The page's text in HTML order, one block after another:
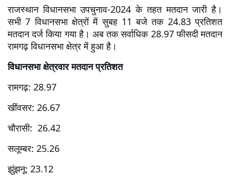
राजस्थान विधानसभा उपचुनाव-2024 के तहत मतदान जारी है।
सभी 7 विधानसभा क्षेत्रों में सुबह 11 बजे तक 24.83 प्रतिशत
मतदान दर्ज किया गया है। अब तक सर्वाधिक 28.97 फीसदी मतदान
रामगढ़ विधानसभा क्षेत्र में हुआ है।
विधानसभा क्षेत्रवार मतदान प्रतिशत
रामगढ़: 28.97
खींवसर: 26.67
चौरासी:  26.42
सलूम्बर: 25.26
झुंझनू: 23.12